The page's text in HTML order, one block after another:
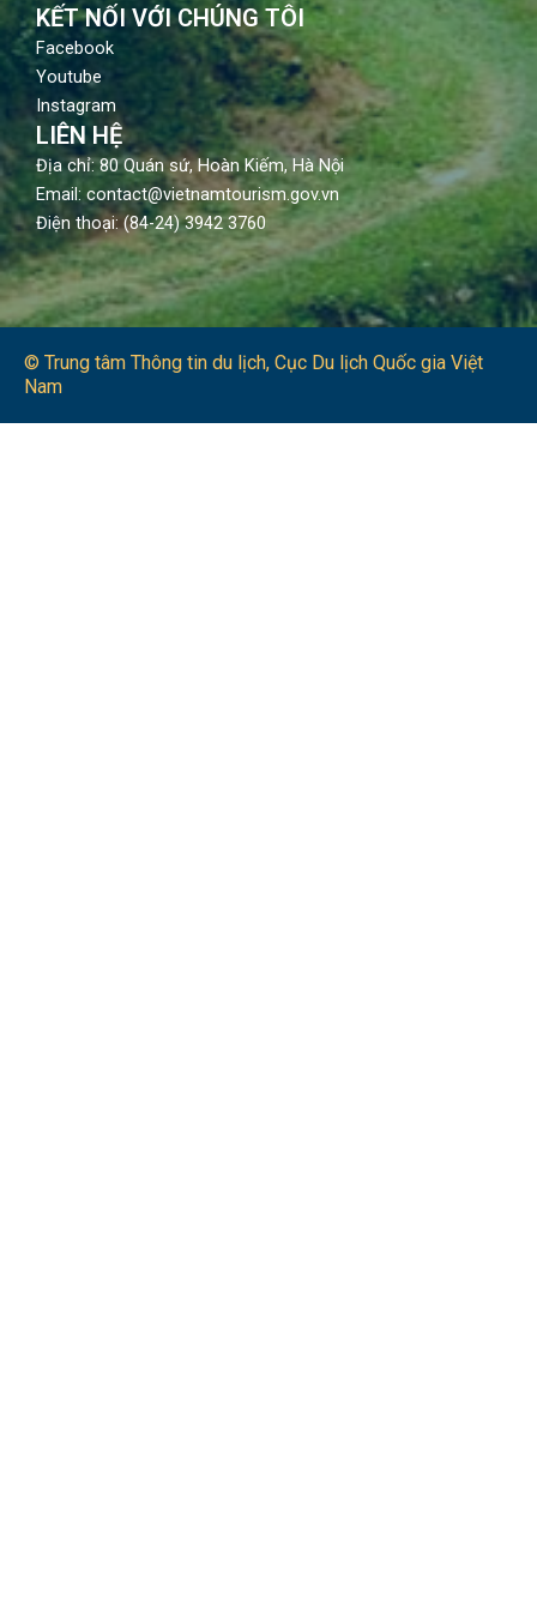
KẾT NỐI VỚI CHÚNG TÔI
Facebook
Youtube
Instagram
LIÊN HỆ
Địa chỉ: 80 Quán sứ, Hoàn Kiếm, Hà Nội
Email: contact@vietnamtourism.gov.vn
Điện thoại: (84-24) 3942 3760
© Trung tâm Thông tin du lịch​, Cục Du lịch Quốc gia Việt
Nam